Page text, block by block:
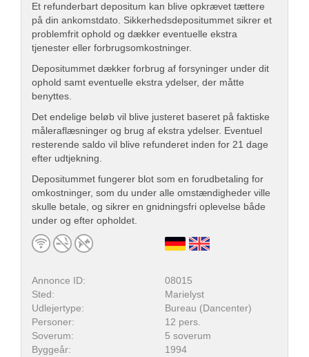
Et refunderbart depositum kan blive opkrævet tættere
på din ankomstdato. Sikkerhedsdepositummet sikrer et
problemfrit ophold og dækker eventuelle ekstra
tjenester eller forbrugsomkostninger.
Depositummet dækker forbrug af forsyninger under dit
ophold samt eventuelle ekstra ydelser, der måtte
benyttes.
Det endelige beløb vil blive justeret baseret på faktiske
måleraflæsninger og brug af ekstra ydelser. Eventuel
resterende saldo vil blive refunderet inden for 21 dage
efter udtjekning.
Depositummet fungerer blot som en forudbetaling for
omkostninger, som du under alle omstændigheder ville
skulle betale, og sikrer en gnidningsfri oplevelse både
under og efter opholdet.
Annonce ID:
08015
Sted:
Marielyst
Udlejertype:
Bureau (Dancenter)
Personer:
12 pers.
Soverum:
5 soverum
Byggeår:
1994